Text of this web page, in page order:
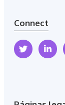
Connect